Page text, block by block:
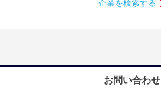
【4年生】
説明会を探す
就活ノウハウ・サポート
企業を検索する
お問い合わせ